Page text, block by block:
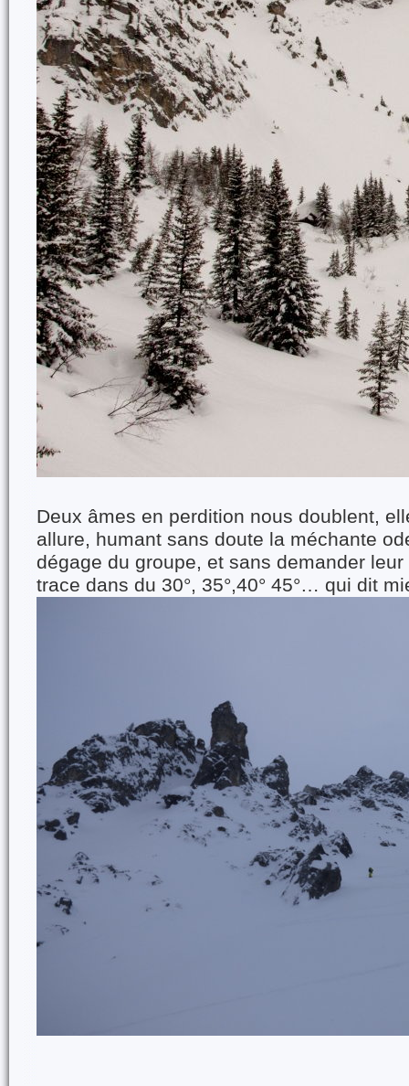
Deux âmes en perdition nous doublent,
allure, humant sans doute la méchante
dégage du groupe, et sans demander
trace dans du 30°, 35°,40° 45°… qui dit